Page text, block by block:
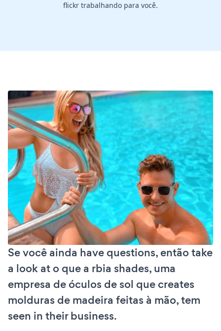
flickr trabalhando para você.
Se você ainda have questions, então take
a look at o que a rbia shades, uma
empresa de óculos de sol que creates
molduras de madeira feitas à mão, tem
seen in their business.